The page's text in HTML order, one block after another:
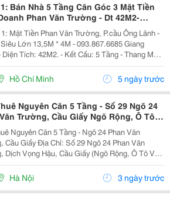
Bán Nhà 5 Tầng Căn Góc 3 Mặt Tiền
Phan Văn Trường - Dt 42M2-
Lớn 13M*4M- Chính Chủ Giang Giang
Mặt Tiền Phan Văn Trường, P.cầu Ông Lãnh -
Lớn 13,5M * 4M - 093.867.6685 Giang
2 Xây Vươn Ban Công Ra Rộng 4,5M - Các
Thiết Kế Làm Vp Cty. - Đang Sẵn...
Hồ Chí Minh 5 ngày trước
Nguyên Căn 5 Tầng - Số 29 Ngõ 24
Trường, Cầu Giấy Ngõ Rộng, Ô Tô
Mái
Nguyên Căn 5 Tầng - Ngõ 24 Phan Văn
Số 29 Ngõ 24 Phan Văn
Dịch Vọng Hậu, Cầu Giấy (Ngõ Rộng, Ô Tô Vào
Nếu Bạn Đang Tìm Một Căn Nhà Để Ở Kết
Doanh, Làm Văn Phòng, Studio, Lớp Học,
Hà Nội 3 ngày trước